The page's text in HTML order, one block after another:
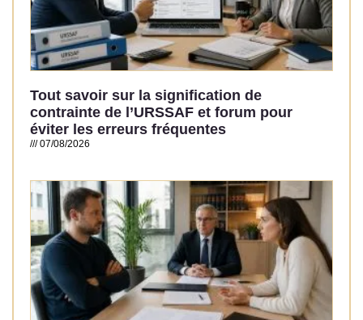
Tout savoir sur la signification de
contrainte de l’URSSAF et forum pour
éviter les erreurs fréquentes
07/08/2026